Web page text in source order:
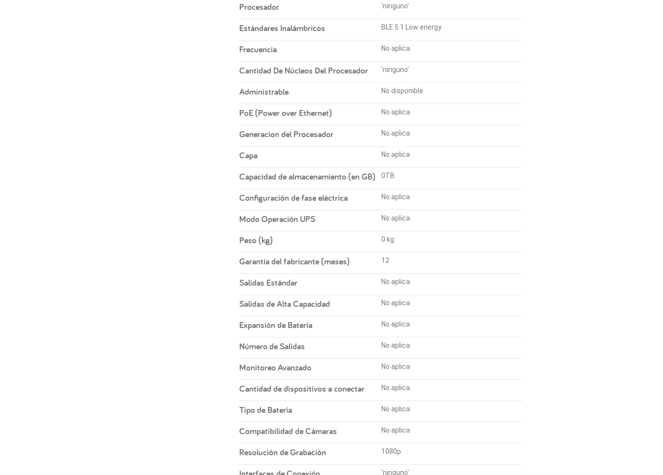
Procesador 'ninguno'
Estándares Inalámbricos BLE 5.1 Low energy
Frecuencia No aplica
Cantidad De Núcleos Del Procesador 'ninguno'
Administrable No disponible
PoE (Power over Ethernet) No aplica
Generacion del Procesador No aplica
Capa No aplica
Capacidad de almacenamiento (en GB) 0TB
Configuración de fase eléctrica No aplica
Modo Operación UPS No aplica
Peso (kg) 0 kg
Garantía del fabricante (meses) 12
Salidas Estándar No aplica
Salidas de Alta Capacidad No aplica
Expansión de Batería No aplica
Número de Salidas No aplica
Monitoreo Avanzado No aplica
Cantidad de dispositivos a conectar No aplica
Tipo de Batería No aplica
Compatibilidad de Cámaras No aplica
Resolución de Grabación 1080p
'ninguno'